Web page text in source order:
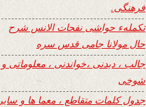
فرهنگی.
تکملهء حواشی نفحات الانس شرح
حال مولانا جامی قدس سره
جالب ، دیدنی ،خواندنی ، معلوماتی و
شوخی
جدول کلمات متقاطع ، معما ها و سایر